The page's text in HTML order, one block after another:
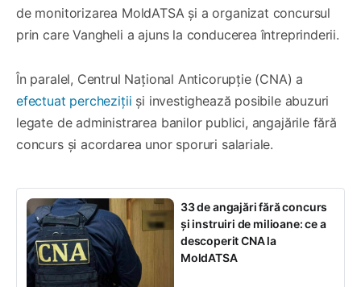
de monitorizarea MoldATSA și a organizat concursul
prin care Vangheli a ajuns la conducerea întreprinderii.
În paralel, Centrul Național Anticorupție (CNA) a
efectuat percheziții și investighează posibile abuzuri
legate de administrarea banilor publici, angajările fără
concurs și acordarea unor sporuri salariale.
33 de angajări fără concurs
și instruiri de milioane: ce a
descoperit CNA la
MoldATSA